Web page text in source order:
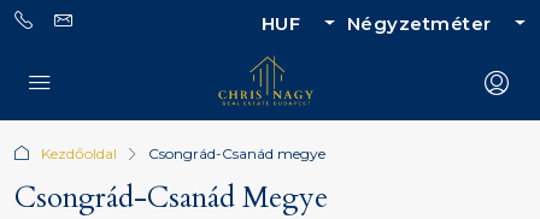
HUF Négyzetméter
Kezdőoldal Csongrád-Csanád megye
Csongrád-Csanád Megye